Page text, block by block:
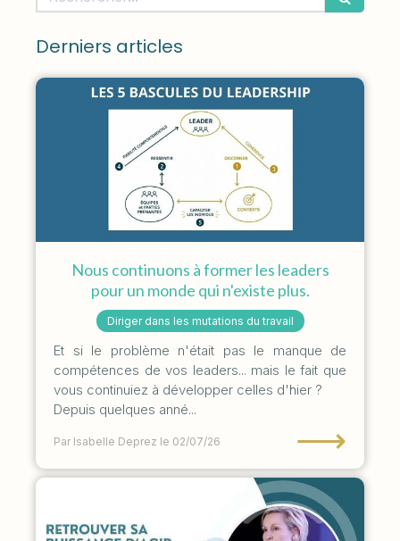
Derniers articles
Nous continuons à former les leaders
pour un monde qui n'existe plus.
Diriger dans les mutations du travail
Et si le problème n'était pas le manque de
compétences de vos leaders... mais le fait que
vous continuiez à développer celles d'hier ?
Depuis quelques anné...
Par Isabelle Deprez le 02/07/26 ⟶